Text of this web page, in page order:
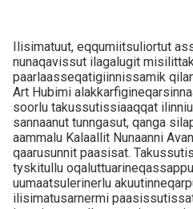
Ilisimatuut, eqqumiitsuliortut
nunaqavissut ilagalugit
paarlaasseqatigiinnissamik
Art Hubimi
soorlu takussutissiaaqqat
sannaanut tunngasut, qanga
aammalu Kalaallit Nunaanni
qaarusunnit paasisat.
tyskitullu
uumaatsulerinerlu
ilisimatusarnermi